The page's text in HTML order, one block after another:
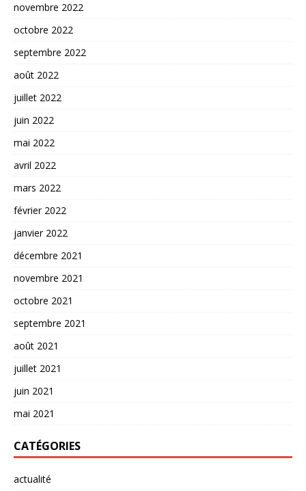
novembre 2022
octobre 2022
septembre 2022
août 2022
juillet 2022
juin 2022
mai 2022
avril 2022
mars 2022
février 2022
janvier 2022
décembre 2021
novembre 2021
octobre 2021
septembre 2021
août 2021
juillet 2021
juin 2021
mai 2021
CATÉGORIES
actualité